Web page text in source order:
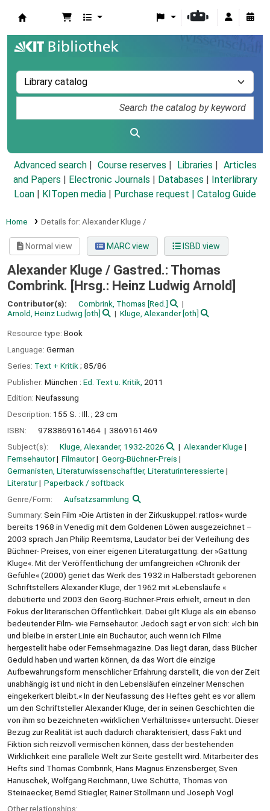
Advanced search Course reserves Libraries
Articles
and Papers
Electronic Journals Databases
Interlibrary
Loan
KITopen media Purchase request | Catalog Guide
Home Details for: Alexander Kluge /
Normal view MARC view ISBD view
Alexander Kluge / Gastred.: Thomas
Combrink. [Hrsg.: Heinz Ludwig Arnold]
Contributor(s): Combrink, Thomas [Red.]
Arnold, Heinz Ludwig [oth] Kluge, Alexander[oth]
Resource type: Book
Language: German
Series: Text + Kritik ; 85/86
Publisher: München : Ed. Text u. Kritik, 2011
Edition: Neufassung
Description: 155 S. : Ill. ; 23 cm
ISBN:
9783869161464
3869161469
Subject(s):
Kluge, Alexander, 1932-2026
Alexander Kluge
Fernsehautor
Filmautor
Georg-Büchner-Preis
Germanisten, Literaturwissenschaftler, Literaturinteressierte
Literatur
Paperback / softback
Genre/Form:
Aufsatzsammlung
Summary: Sein Film »Die Artisten in der Zirkuskuppel: ratlos« wurde
bereits 1968 in Venedig mit dem Goldenen Löwen ausgezeichnet –
2003 sprach Jan Philip Reemtsma, Laudator bei der Verleihung des
Büchner- Preises, von einer eigenen Literaturgattung: der »Gattung
Kluge«. Mit der Veröffentlichung der umfangreichen »Chronik der
Gefühle« (2000) geriet das Werk des 1932 in Halberstadt geborenen
Schriftstellers Alexander Kluge, der 1962 mit »Lebensläufe «
debütierte und 2003 den Georg-Büchner-Preis erhielt, erneut in den
Fokus der literarischen Öffentlichkeit. Dabei gilt Kluge als ein ebenso
bedeutender Film- wie Fernsehautor. Jedoch sagt er von sich: »Ich bin
und bleibe in erster Linie ein Buchautor, auch wenn ich Filme
hergestellt habe oder Fernsehmagazine. Das liegt daran, dass Bücher
Geduld haben und warten können, da das Wort die einzige
Aufbewahrungsform menschlicher Erfahrung darstellt, die von der Zeit
unabhängig ist und nicht in den Lebensläufen einzelner Menschen
eingekerkert bleibt.« In der Neufassung des Heftes geht es vor allem
um den Schriftsteller Alexander Kluge, der in seinen Geschichten die
von ihm so bezeichneten »wirklichen Verhältnisse« untersucht. Dieser
Bezug zur Realität ist auch dadurch charakterisiert, dass Fakt und
Fiktion sich reizvoll vermischen können, dass der bestehenden
Wirklichkeit eine parallele Welt zur Seite gestellt wird. Mitarbeiter des
Hefts sind Thomas Combrink, Hans Magnus Enzensberger, Sven
Hanuschek, Wolfgang Reichmann, Uwe Schütte, Thomas von
Steinaecker, Bernd Stiegler, Rainer Stollmann und Joseph Vogl
Other relationships: